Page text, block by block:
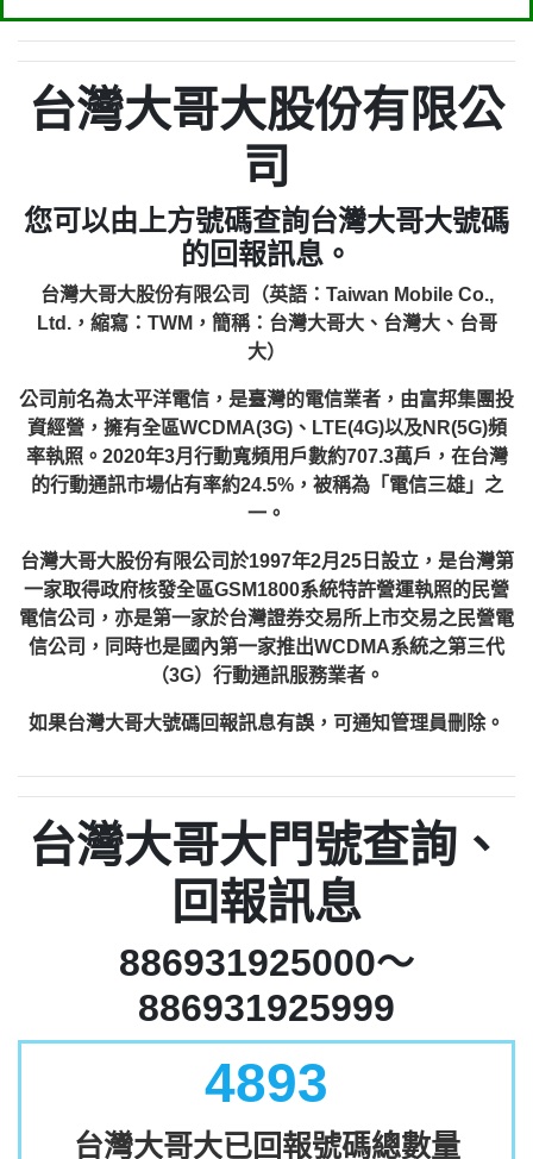
台灣大哥大股份有限公
司
您可以由上方號碼查詢台灣大哥大號碼
的回報訊息。
台灣大哥大股份有限公司（英語：Taiwan Mobile Co.,
Ltd.，縮寫：TWM，簡稱：台灣大哥大、台灣大、台哥
大）
公司前名為太平洋電信，是臺灣的電信業者，由富邦集團投
資經營，擁有全區WCDMA(3G)、LTE(4G)以及NR(5G)頻
率執照。2020年3月行動寬頻用戶數約707.3萬戶，在台灣
的行動通訊市場佔有率約24.5%，被稱為「電信三雄」之
一。
台灣大哥大股份有限公司於1997年2月25日設立，是台灣第
一家取得政府核發全區GSM1800系統特許營運執照的民營
電信公司，亦是第一家於台灣證券交易所上市交易之民營電
信公司，同時也是國內第一家推出WCDMA系統之第三代
（3G）行動通訊服務業者。
如果台灣大哥大號碼回報訊息有誤，可通知管理員刪除。
台灣大哥大門號查詢、
回報訊息
886931925000～
886931925999
4893
台灣大哥大已回報號碼總數量